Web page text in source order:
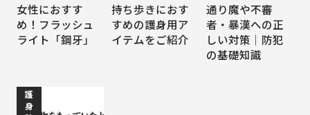
女性におすす
め！フラッシュ
ライト「鋼牙」
持ち歩きにおす
すめの護身用ア
イテムをご紹介
通り魔や不審
者・暴漢への正
しい対策｜防犯
の基礎知識
護
身